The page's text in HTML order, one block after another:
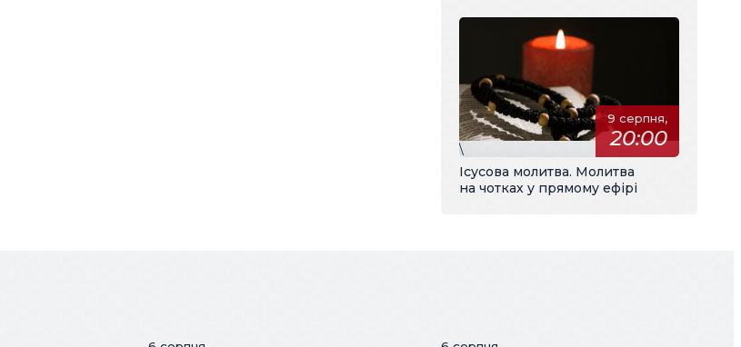
9 серпня,
20:00
\
Ісусова молитва. Молитва
на чотках у прямому ефірі